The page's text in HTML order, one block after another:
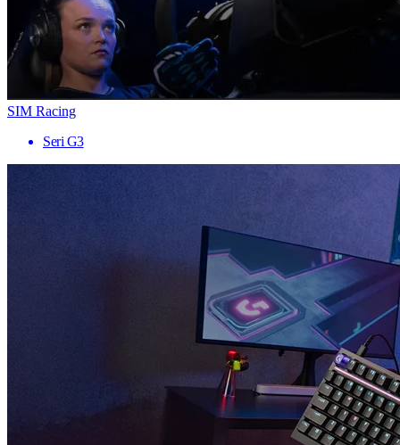
SIM Racing
Seri G3